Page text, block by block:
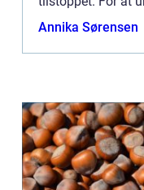
vandskade eller,
Annika Sørensen